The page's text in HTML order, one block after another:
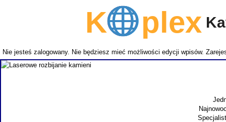
Kplex
Nie jesteś zalogowany. Nie będziesz mieć możliwości edycji wpisów.